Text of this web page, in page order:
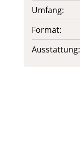
Umfang:
Format:
Ausstattung: